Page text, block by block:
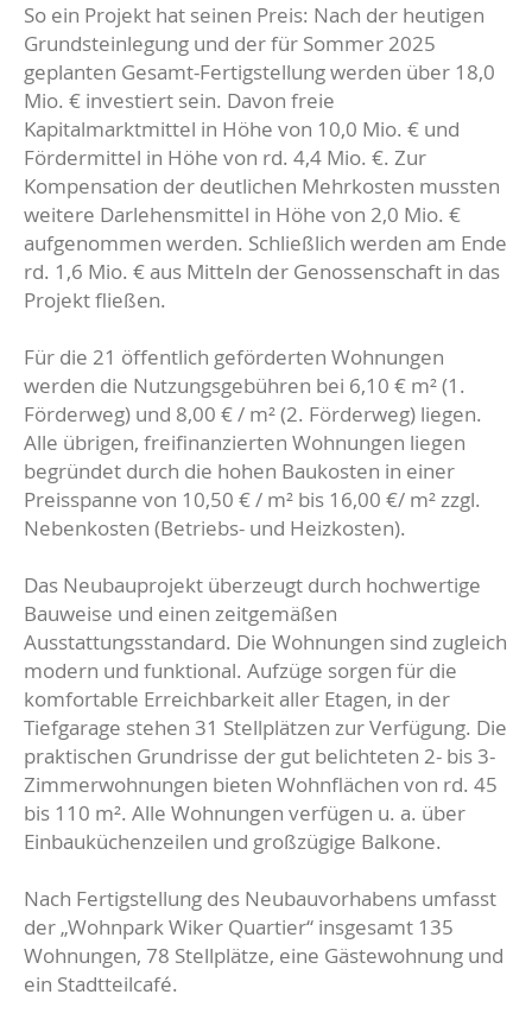
So ein Projekt hat seinen Preis: Nach der heutigen
Grundsteinlegung und der für Sommer 2025
geplanten Gesamt-Fertigstellung werden über 18,0
Mio. € investiert sein. Davon freie
Kapitalmarktmittel in Höhe von 10,0 Mio. € und
Fördermittel in Höhe von rd. 4,4 Mio. €. Zur
Kompensation der deutlichen Mehrkosten mussten
weitere Darlehensmittel in Höhe von 2,0 Mio. €
aufgenommen werden. Schließlich werden am Ende
rd. 1,6 Mio. € aus Mitteln der Genossenschaft in das
Projekt fließen.
Für die 21 öffentlich geförderten Wohnungen
werden die Nutzungsgebühren bei 6,10 € m² (1.
Förderweg) und 8,00 € / m² (2. Förderweg) liegen.
Alle übrigen, freifinanzierten Wohnungen liegen
begründet durch die hohen Baukosten in einer
Preisspanne von 10,50 € / m² bis 16,00 €/ m² zzgl.
Nebenkosten (Betriebs- und Heizkosten).
Das Neubauprojekt überzeugt durch hochwertige
Bauweise und einen zeitgemäßen
Ausstattungsstandard. Die Wohnungen sind zugleich
modern und funktional. Aufzüge sorgen für die
komfortable Erreichbarkeit aller Etagen, in der
Tiefgarage stehen 31 Stellplätzen zur Verfügung. Die
praktischen Grundrisse der gut belichteten 2- bis 3-
Zimmerwohnungen bieten Wohnflächen von rd. 45
bis 110 m². Alle Wohnungen verfügen u. a. über
Einbauküchenzeilen und großzügige Balkone.
Nach Fertigstellung des Neubauvorhabens umfasst
der „Wohnpark Wiker Quartier“ insgesamt 135
Wohnungen, 78 Stellplätze, eine Gästewohnung und
ein Stadtteilcafé.